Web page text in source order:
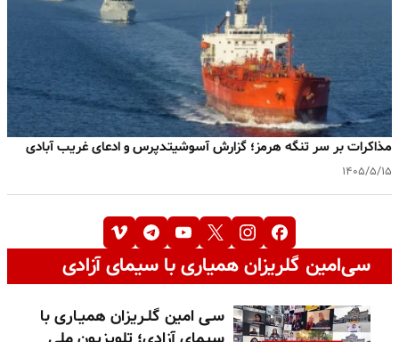
مذاکرات بر سر تنگه هرمز؛ گزارش آسوشیتدپرس و ادعای غریب آبادی
۱۴۰۵/۵/۱۵
سی‌امین گلریزان همیاری با سیمای آزادی
سـی امین گلـریزان همیـاری با